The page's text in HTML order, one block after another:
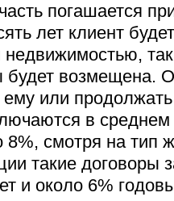
погашается
лет клиент
недвижимостью,
будет возмещена.
или
в
8%, смотря на тип
такие договоры
и около 6%